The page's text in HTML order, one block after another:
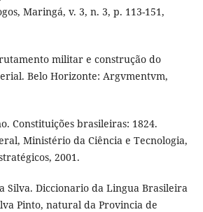
Maringá, v. 3, n. 3, p. 113-151,
militar e construção do
Belo Horizonte: Argvmentvm,
Constituições brasileiras: 1824.
Ministério da Ciência e Tecnologia,
2001.
Silva. Diccionario da Lingua Brasileira
Pinto, natural da Provincia de